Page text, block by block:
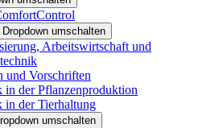
Dropdown umschalten
Arbeitswirtschaft und
und Vorschriften
in der Pflanzenproduktion
in der Tierhaltung
umschalten